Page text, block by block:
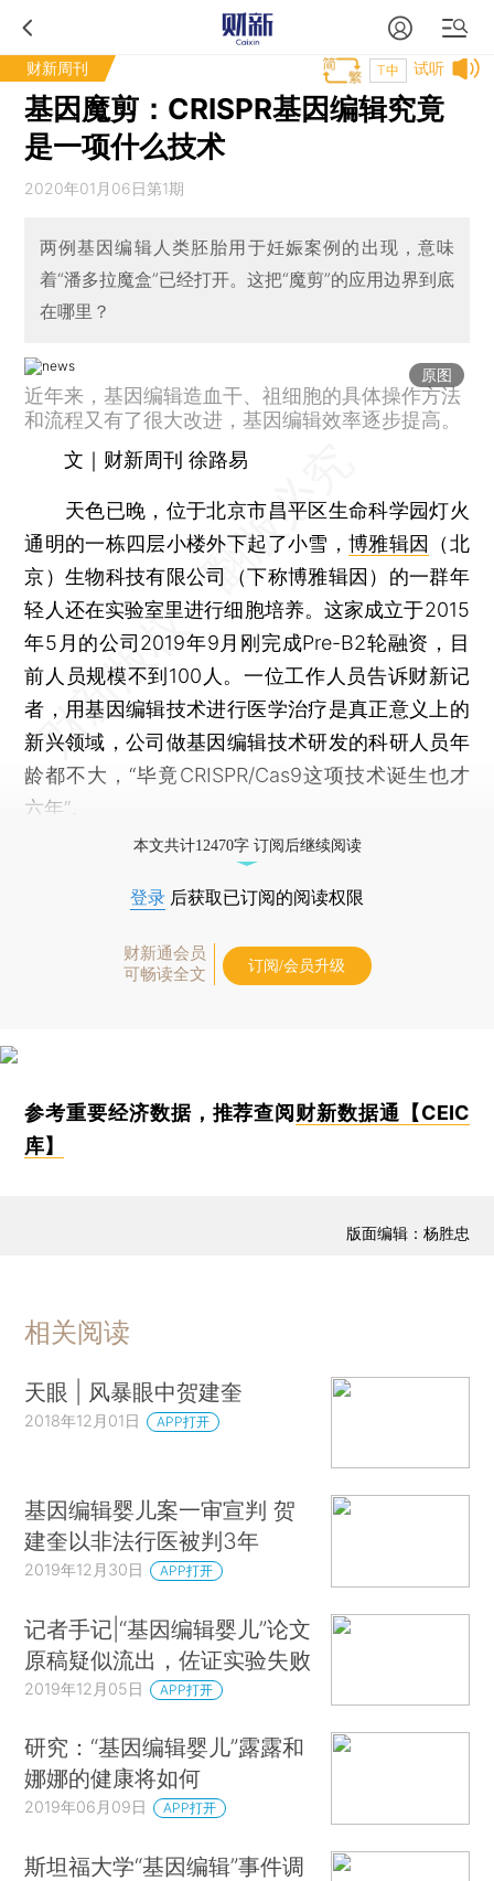
财新周刊 试听
T中
基因魔剪：CRISPR基因编辑究竟
是一项什么技术
2020年01月06日第1期
两例基因编辑人类胚胎用于妊娠案例的出现，意味
着“潘多拉魔盒”已经打开。这把“魔剪”的应用边界到底
在哪里？
原图
近年来，基因编辑造血干、祖细胞的具体操作方法
和流程又有了很大改进，基因编辑效率逐步提高。
文｜财新周刊 徐路易
天色已晚，位于北京市昌平区生命科学园灯火
通明的一栋四层小楼外下起了小雪， 博雅辑因
（北
京）生物科技有限公司（下称博雅辑因）的一群年
轻人还在实验室里进行细胞培养。这家成立于2015
年5月的公司2019年9月刚完成Pre-B2轮融资，目
前人员规模不到100人。一位工作人员告诉财新记
者，用基因编辑技术进行医学治疗是真正意义上的
新兴领域，公司做基因编辑技术研发的科研人员年
龄都不大，“毕竟CRISPR/Cas9这项技术诞生也才
六年”。
本文共计12470字 订阅后继续阅读
登录 后获取已订阅的阅读权限
财新通会员
可畅读全文
订阅/会员升级
参考重要经济数据，推荐查阅 财新数据通【CEIC
库】
版面编辑：杨胜忠
相关阅读
天眼 | 风暴眼中贺建奎
2018年12月01日 APP打开
基因编辑婴儿案一审宣判 贺
建奎以非法行医被判3年
2019年12月30日 APP打开
记者手记|“基因编辑婴儿”论文
原稿疑似流出，佐证实验失败
2019年12月05日 APP打开
研究：“基因编辑婴儿”露露和
娜娜的健康将如何
2019年06月09日 APP打开
斯坦福大学“基因编辑”事件调